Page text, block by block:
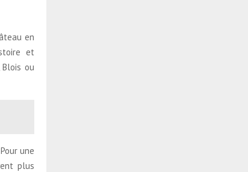
en
et
ou
une
plus